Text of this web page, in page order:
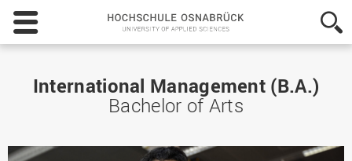
Hochschule
Osnabrück
-
of
Applied
International Management (B.A.)
Bachelor of Arts